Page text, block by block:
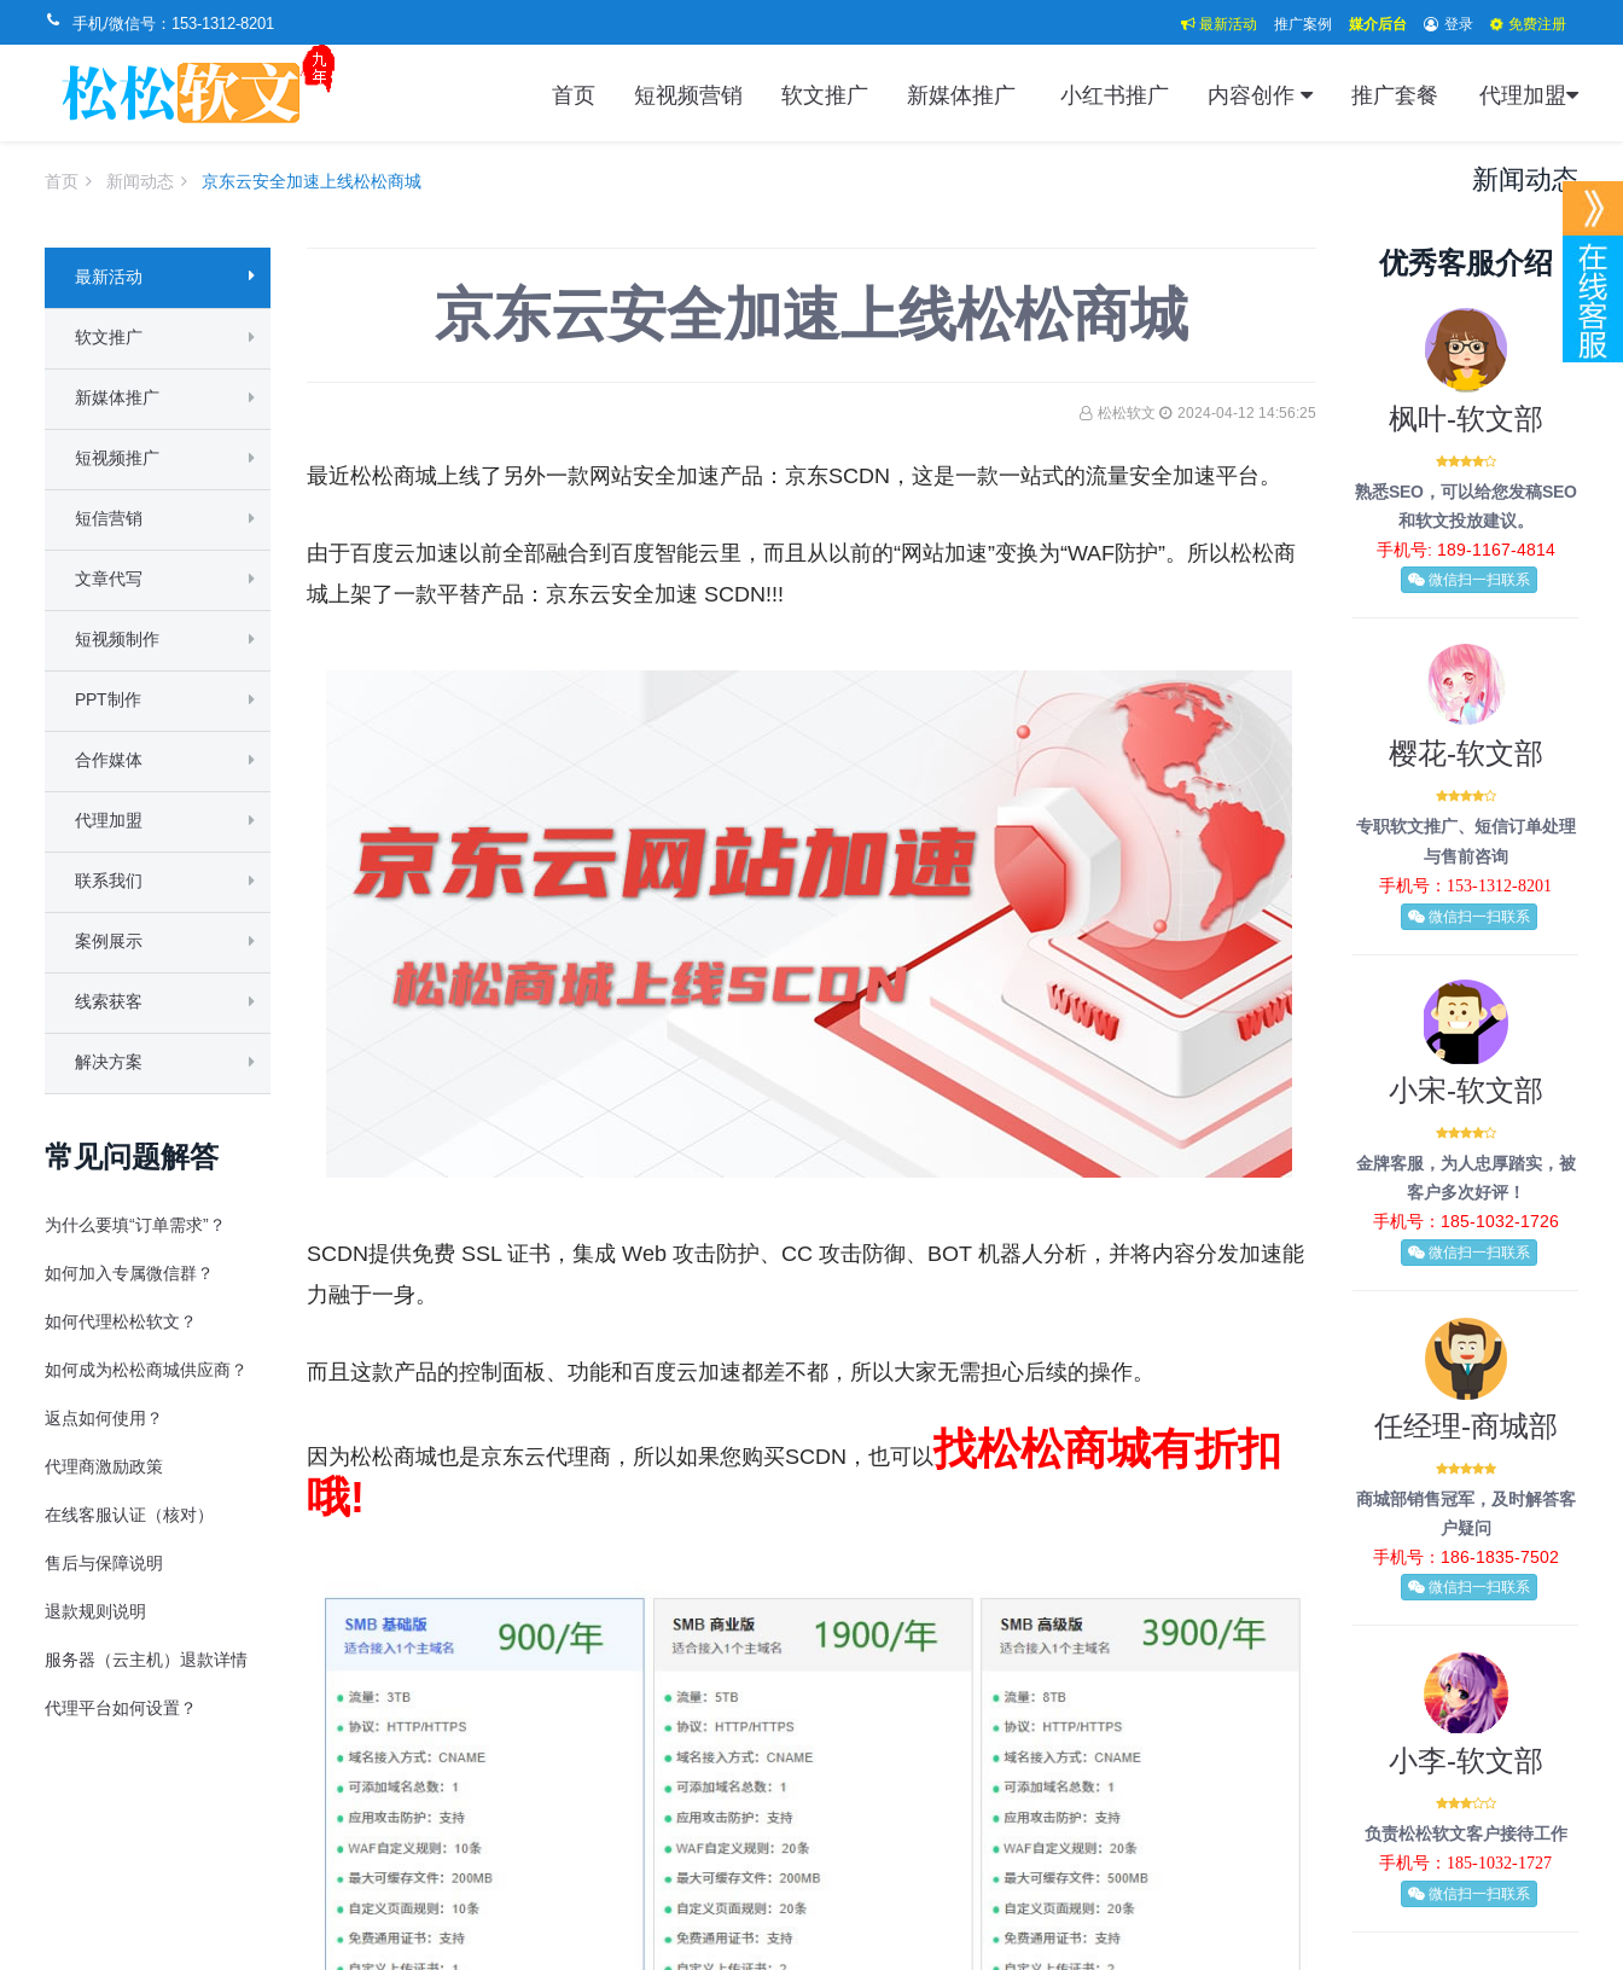
手机/微信号： 153-1312-8201 最新活动 推广案例 媒介后台 登录 免费注册
首页 短视频营销 软文推广 新媒体推广 小红书推广 内容创作 推广套餐 代理加盟
首页 新闻动态 京东云安全加速上线松松商城 新闻动态
最新活动
软文推广
新媒体推广
短视频推广
短信营销
文章代写
短视频制作
PPT制作
合作媒体
代理加盟
联系我们
案例展示
线索获客
解决方案
常见问题解答
为什么要填“订单需求”？
如何加入专属微信群？
如何代理松松软文？
如何成为松松商城供应商？
返点如何使用？
代理商激励政策
在线客服认证（核对）
售后与保障说明
退款规则说明
服务器（云主机）退款详情
代理平台如何设置？
京东云安全加速上线松松商城
松松软文 2024-04-12 14:56:25
最近松松商城上线了另外一款网站安全加速产品：京东SCDN，这是一款一站式的流量安全加速平台。
由于百度云加速以前全部融合到百度智能云里，而且从以前的“网站加速”变换为“WAF防护”。所以松松商
城上架了一款平替产品：京东云安全加速 SCDN!!!
SCDN提供免费 SSL 证书，集成 Web 攻击防护、CC 攻击防御、BOT 机器人分析，并将内容分发加速能
力融于一身。
而且这款产品的控制面板、功能和百度云加速都差不都，所以大家无需担心后续的操作。
因为松松商城也是京东云代理商，所以如果您购买SCDN，也可以找松松商城有折扣
哦!
优秀客服介绍
枫叶-软文部
熟悉SEO，可以给您发稿SEO
和软文投放建议。
手机号: 189-1167-4814
微信扫一扫联系
樱花-软文部
专职软文推广、短信订单处理
与售前咨询
手机号：153-1312-8201
微信扫一扫联系
小宋-软文部
金牌客服，为人忠厚踏实，被
客户多次好评！
手机号：185-1032-1726
微信扫一扫联系
任经理-商城部
商城部销售冠军，及时解答客
户疑问
手机号：186-1835-7502
微信扫一扫联系
小李-软文部
负责松松软文客户接待工作
手机号：185-1032-1727
微信扫一扫联系